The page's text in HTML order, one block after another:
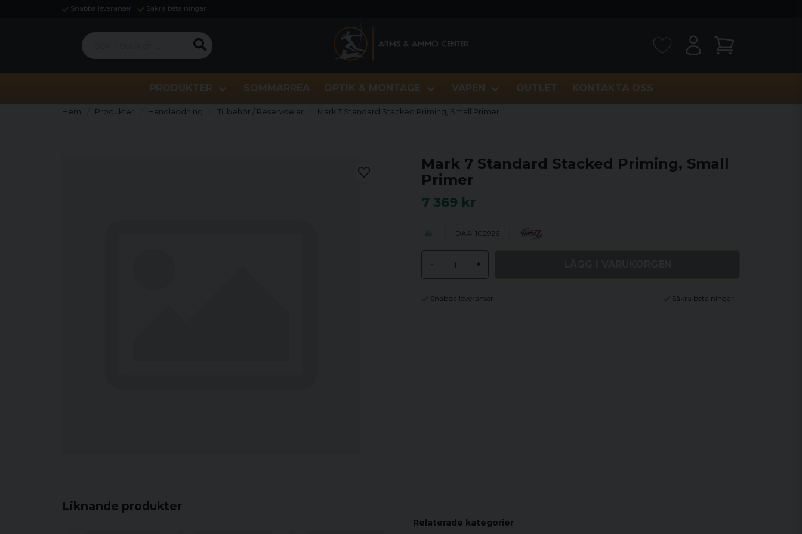
Snabba leveranser Säkra betalningar
Sök i butiken ...
PRODUKTER SOMMARREA OPTIK & MONTAGE VAPEN OUTLET KONTAKTA OSS
Hem Produkter Handladdning Tillbehör / Reservdelar Mark 7 Standard Stacked Priming, Small Primer
Mark 7 Standard Stacked Priming, Small
Primer
7 369 kr
DAA-102926
- +
Snabba leveranser Säkra betalningar
Liknande produkter
Relaterade kategorier